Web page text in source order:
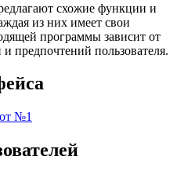
схожие функции и
из них имеет свои
программы зависит от
предпочтений пользователя.